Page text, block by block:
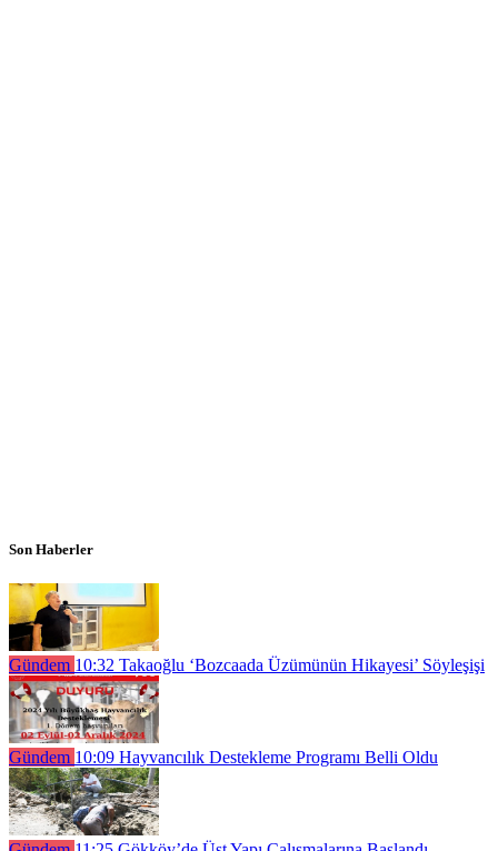
Son Haberler
Gündem 10:32 Takaoğlu ‘Bozcaada Üzümünün Hikayesi’ Söyleşişi
Gündem 10:09 Hayvancılık Destekleme Programı Belli Oldu